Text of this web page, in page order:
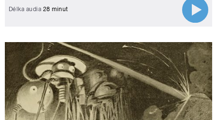
Délka audia 28 minut